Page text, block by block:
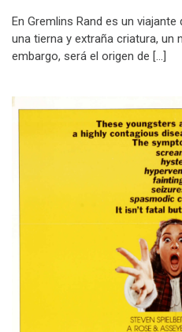
En Gremlins Rand es un
una tierna y extraña criatura, un
embargo, será el origen de […]